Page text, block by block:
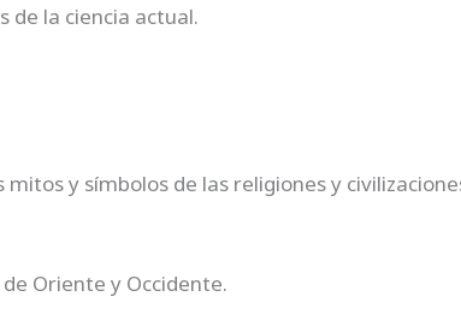
de la ciencia actual.
y símbolos de las religiones y
Oriente y Occidente.